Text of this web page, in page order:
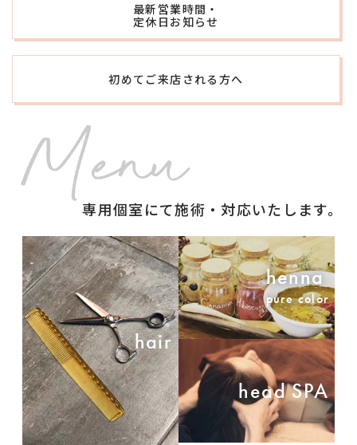
最新営業時間・
定休日 お知らせ
初めてご来店される方へ
専用個室にて施術・対応いたします。
henna
pure color